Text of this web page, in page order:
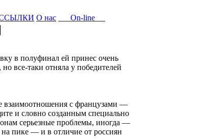
О нас On-line
в полуфинал ей принес очень
все-таки отняла у победителей
взаимоотношения с французами —
и словно созданным специально
серьезные проблемы, иногда —
пике — и в отличие от россиян